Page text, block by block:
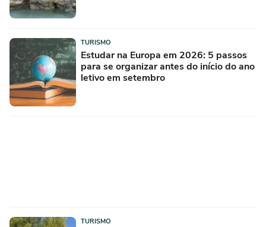
TURISMO
Estudar na Europa em 2026: 5 passos
para se organizar antes do início do ano
letivo em setembro
TURISMO